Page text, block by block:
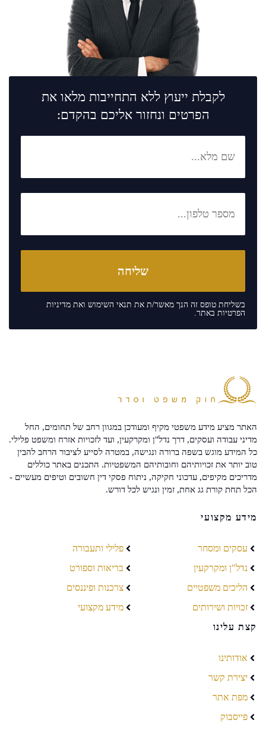
לקבלת ייעוץ ללא התחייבות מלאו את
הפרטים ונחזור אליכם בהקדם:
בשליחת טופס זה הנך מאשר/ת את תנאי השימוש ואת מדיניות
הפרטיות באתר.
האתר מציע מידע משפטי מקיף ומעודכן במגוון רחב של תחומים, החל
מדיני עבודה ועסקים, דרך נדל"ן ומקרקעין, ועד לזכויות אזרח ומשפט פלילי.
כל המידע מוגש בשפה ברורה ונגישה, במטרה לסייע לציבור הרחב להבין
טוב יותר את זכויותיהם וחובותיהם המשפטיות. התכנים באתר כוללים
מדריכים מקיפים, עדכוני חקיקה, ניתוח פסקי דין חשובים וטיפים מעשיים -
הכל תחת קורת גג אחת, זמין ונגיש לכל דורש.
מידע מקצועי
עסקים ומסחר
נדל"ן ומקרקעין
הליכים משפטיים
זכויות ושירותים
פלילי ותעבורה
בריאות וספורט
צרכנות ופיננסים
מידע מקצועי
קצת עלינו
אודותינו
יצירת קשר
מפת אתר
פייסבוק